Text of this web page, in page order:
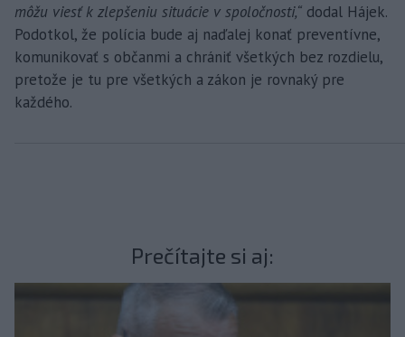
môžu viesť k zlepšeniu situácie v spoločnosti,“ dodal Hájek.
Podotkol, že polícia bude aj naďalej konať preventívne,
komunikovať s občanmi a chrániť všetkých bez rozdielu,
pretože je tu pre všetkých a zákon je rovnaký pre
každého.
Prečítajte si aj: